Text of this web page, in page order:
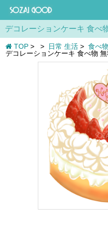
デコレーションケーキ 食べ
TOP > > 日常 生活 > 食べ物
デコレーションケーキ 食べ物